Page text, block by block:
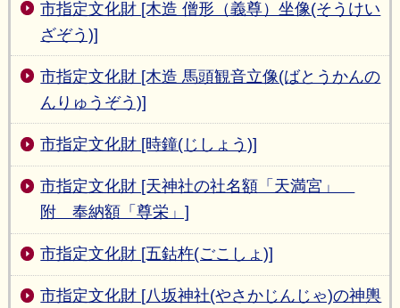
市指定文化財 [木造 僧形（義尊）坐像(そうけい
ざぞう)]
市指定文化財 [木造 馬頭観音立像(ばとうかんの
んりゅうぞう)]
市指定文化財 [時鐘(じしょう)]
市指定文化財 [天神社の社名額「天満宮」
附 奉納額「尊栄」]
市指定文化財 [五鈷杵(ごこしょ)]
市指定文化財 [八坂神社(やさかじんじゃ)の神輿